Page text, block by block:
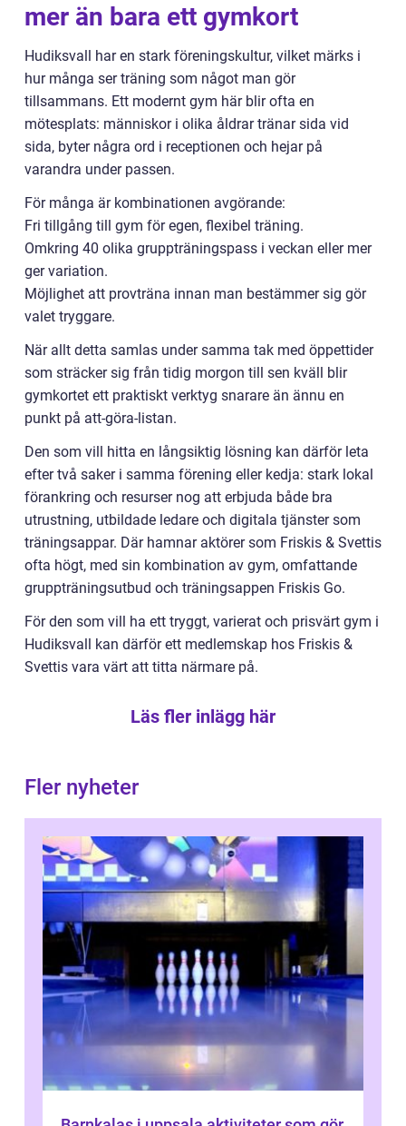
mer än bara ett gymkort
Hudiksvall har en stark föreningskultur, vilket märks i
hur många ser träning som något man gör
tillsammans. Ett modernt gym här blir ofta en
mötesplats: människor i olika åldrar tränar sida vid
sida, byter några ord i receptionen och hejar på
varandra under passen.
För många är kombinationen avgörande:
Fri tillgång till gym för egen, flexibel träning.
Omkring 40 olika gruppträningspass i veckan eller mer
ger variation.
Möjlighet att provträna innan man bestämmer sig gör
valet tryggare.
När allt detta samlas under samma tak med öppettider
som sträcker sig från tidig morgon till sen kväll blir
gymkortet ett praktiskt verktyg snarare än ännu en
punkt på att-göra-listan.
Den som vill hitta en långsiktig lösning kan därför leta
efter två saker i samma förening eller kedja: stark lokal
förankring och resurser nog att erbjuda både bra
utrustning, utbildade ledare och digitala tjänster som
träningsappar. Där hamnar aktörer som Friskis & Svettis
ofta högt, med sin kombination av gym, omfattande
gruppträningsutbud och träningsappen Friskis Go.
För den som vill ha ett tryggt, varierat och prisvärt gym i
Hudiksvall kan därför ett medlemskap hos Friskis &
Svettis vara värt att titta närmare på.
Läs fler inlägg här
Fler nyheter